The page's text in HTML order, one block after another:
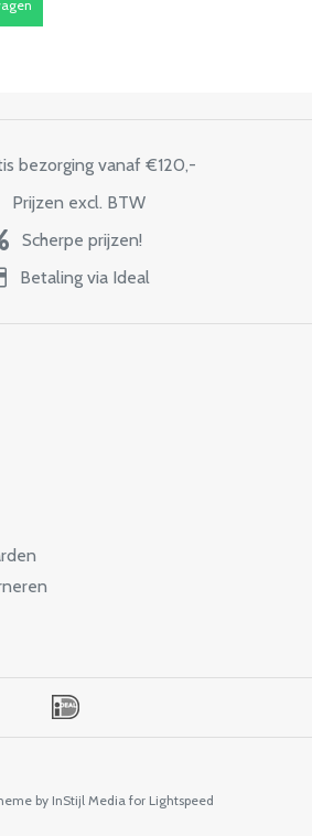
bezorging vanaf €120,-
Prijzen excl. BTW
Scherpe prijzen!
Betaling via Ideal
by InStijl Media for Lightspeed